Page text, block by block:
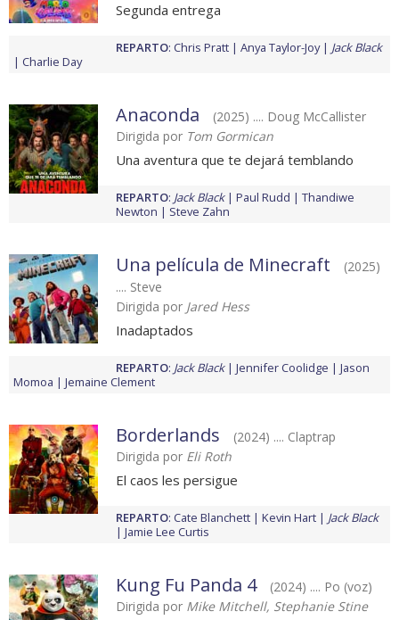
Segunda entrega
REPARTO: Chris Pratt Anya Taylor-Joy
Jack Black
Charlie Day
Anaconda
(2025) .... Doug McCallister
Dirigida por Tom Gormican
Una aventura que te dejará temblando
REPARTO: Jack Black Paul Rudd
Thandiwe
Newton
Steve Zahn
Una película de Minecraft
(2025)
.... Steve
Dirigida por Jared Hess
Inadaptados
REPARTO: Jack Black Jennifer Coolidge
Jason
Momoa
Jemaine Clement
Borderlands
(2024) .... Claptrap
Dirigida por Eli Roth
El caos les persigue
REPARTO: Cate Blanchett Kevin Hart
Jack Black
Jamie Lee Curtis
Kung Fu Panda 4
(2024) .... Po (voz)
Dirigida por Mike Mitchell, Stephanie Stine